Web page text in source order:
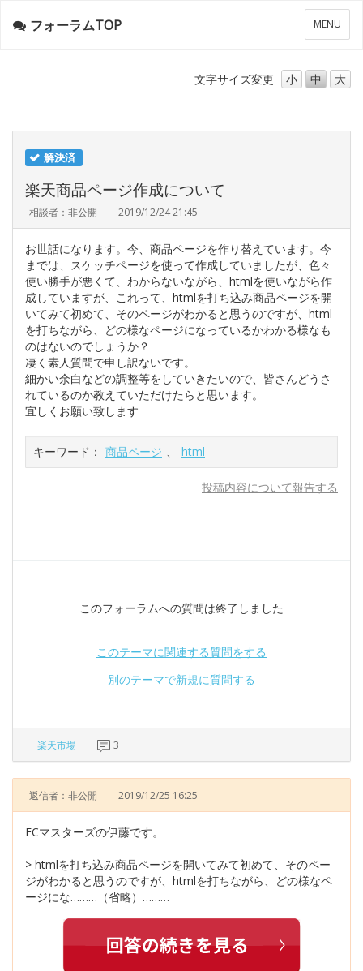
メ
ニ
ー
MENU
フォーラムTOP
文字サイズ変更 小 中 大
解決済
楽天商品ページ作成について
相談者：非公開 2019/12/24 21:45
お世話になります。今、商品ページを作り替えています。今
までは、スケッチページを使って作成していましたが、色々
使い勝手が悪くて、わからないながら、htmlを使いながら作
成していますが、これって、htmlを打ち込み商品ページを開
いてみて初めて、そのページがわかると思うのですが、html
を打ちながら、どの様なページになっているかわかる様なも
のはないのでしょうか？
凄く素人質問で申し訳ないです。
細かい余白などの調整等をしていきたいので、皆さんどうさ
れているのか教えていただけたらと思います。
宜しくお願い致します
キーワード： 商品ページ 、 html
投稿内容について報告する
このフォーラムへの質問は終了しました
このテーマに関連する質問をする
別のテーマで新規に質問する
楽天市場 3
返信者：非公開 2019/12/25 16:25
ECマスターズの伊藤です。
> htmlを打ち込み商品ページを開いてみて初めて、そのペー
ジがわかると思うのですが、htmlを打ちながら、どの様なペ
ージにな………（省略）………